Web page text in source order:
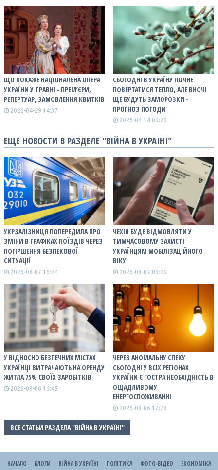
ЩО ПОКАЖЕ НАЦІОНАЛЬНА ОПЕРА
УКРАЇНИ У ТРАВНІ - ПРЕМ’ЄРИ,
РЕПЕРТУАР, ЗАМОВЛЕННЯ КВИТКІВ
2026-04-29 14:37
СЬОГОДНІ В УКРАЇНУ ПОЧНЕ
ПОВЕРТАТИСЯ ТЕПЛО, АЛЕ ВНОЧІ
ЩЕ БУДУТЬ ЗАМОРОЗКИ -
ПРОГНОЗ ПОГОДИ
2026-04-14 09:29
ЕЩЕ НОВОСТИ В РАЗДЕЛЕ "ВІЙНА В УКРАЇНІ"
УКРЗАЛІЗНИЦЯ ПОПЕРЕДИЛА ПРО
ЗМІНИ В ГРАФІКАХ ПОЇЗДІВ ЧЕРЕЗ
ПОГІРШЕННЯ БЕЗПЕКОВОЇ
СИТУАЦІЇ
2026-08-07 16:44
ЧЕХІЯ БУДЕ ВІДМОВЛЯТИ У
ТИМЧАСОВОМУ ЗАХИСТІ
УКРАЇНЦЯМ МОБІЛІЗАЦІЙНОГО
ВІКУ
2026-08-07 09:29
У ВІДНОСНО БЕЗПЕЧНИХ МІСТАХ
УКРАЇНЦІ ВИТРАЧАЮТЬ НА ОРЕНДУ
ЖИТЛА 75% СВОЇХ ЗАРОБІТКІВ
2026-08-06 16:45
ЧЕРЕЗ АНОМАЛЬНУ СПЕКУ
СЬОГОДНІ У ВСІХ РЕГІОНАХ
УКРАЇНИ Є ГОСТРА НЕОБХІДНІСТЬ В
ОЩАДЛИВОМУ
ЕНЕРГОСПОЖИВАННІ
2026-08-06 12:28
ВСЕ СТАТЬИ РАЗДЕЛА "ВІЙНА В УКРАЇНІ"
НАЧАЛО БЛОГИ ВІЙНА В УКРАЇНІ ПОЛІТИКА ФОТО-ВІДЕО ЕКОНОМІКА